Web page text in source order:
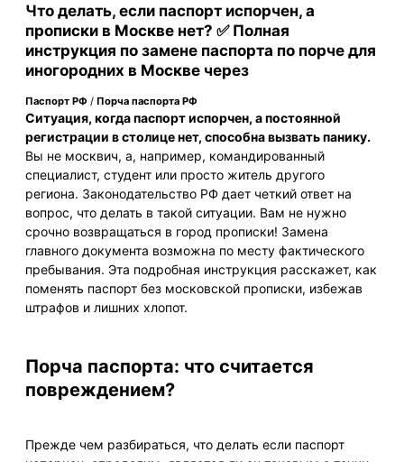
Что делать, если паспорт испорчен, а
прописки в Москве нет? ✅ Полная
инструкция по замене паспорта по порче для
иногородних в Москве через
Паспорт РФ / Порча паспорта РФ
Ситуация, когда паспорт испорчен, а постоянной
регистрации в столице нет, способна вызвать панику.
Вы не москвич, а, например, командированный
специалист, студент или просто житель другого
региона. Законодательство РФ дает четкий ответ на
вопрос, что делать в такой ситуации. Вам не нужно
срочно возвращаться в город прописки! Замена
главного документа возможна по месту фактического
пребывания. Эта подробная инструкция расскажет, как
поменять паспорт без московской прописки, избежав
штрафов и лишних хлопот.
Порча паспорта: что считается
повреждением?
Прежде чем разбираться, что делать если паспорт